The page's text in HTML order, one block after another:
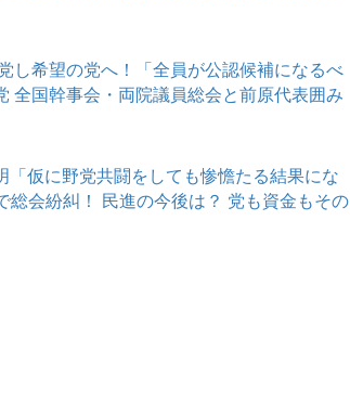
し希望の党へ！「全員が公認候補になるべ
全国幹事会・両院議員総会と前原代表囲み
仮に野党共闘をしても惨憺たる結果にな
総会紛糾！ 民進の今後は？ 党も資金もその